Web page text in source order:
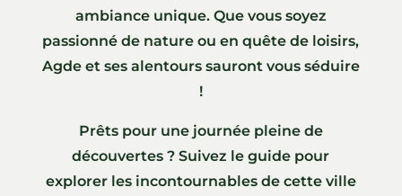
ambiance unique. Que vous soyez
passionné de nature ou en quête de loisirs,
Agde et ses alentours sauront vous séduire
!
Prêts pour une journée pleine de
découvertes ? Suivez le guide pour
explorer les incontournables de cette ville